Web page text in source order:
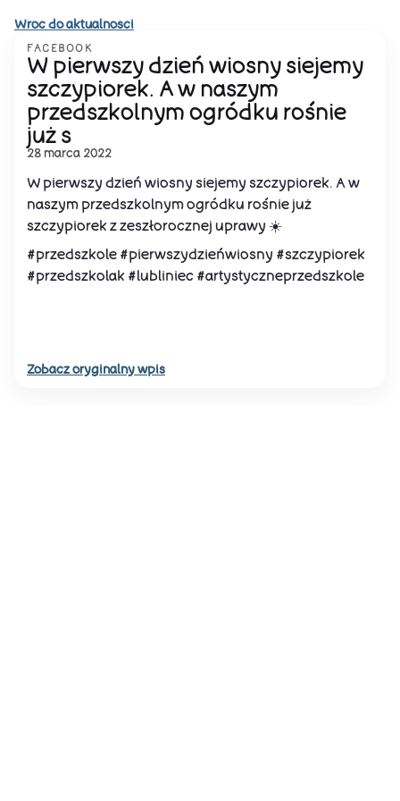
Wroc do aktualnosci
FACEBOOK
W pierwszy dzień wiosny siejemy
szczypiorek. A w naszym
przedszkolnym ogródku rośnie
już s
28 marca 2022
W pierwszy dzień wiosny siejemy szczypiorek. A w
naszym przedszkolnym ogródku rośnie już
szczypiorek z zeszłorocznej uprawy ☀️
#przedszkole #pierwszydzieńwiosny #szczypiorek
#przedszkolak #lubliniec #artystyczneprzedszkole
Zobacz oryginalny wpis